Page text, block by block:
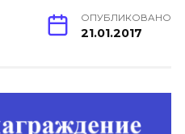
ОПУБЛИКОВАНО
21.01.2017